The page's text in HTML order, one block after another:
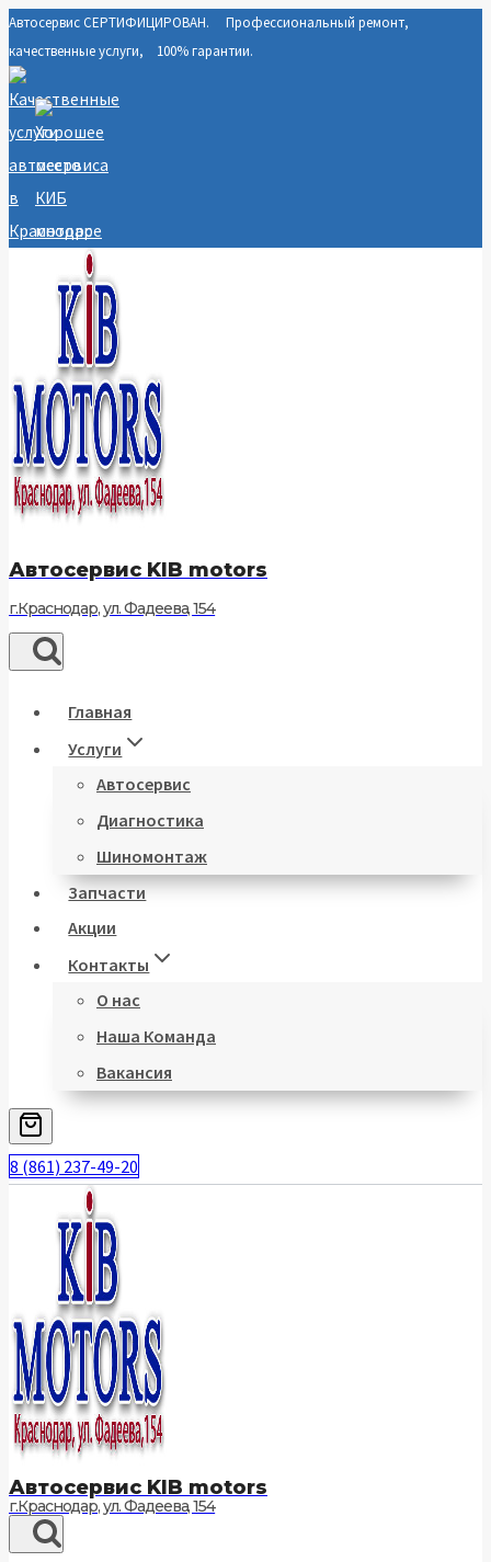
Перейти
к
содержимому
Автосервис СЕРТИФИЦИРОВАН. Профессиональный ремонт,
качественные услуги, 100% гарантии.
Автосервис KIB motors
г.Краснодар, ул. Фадеева, 154
Главная
Услуги
Автосервис
Диагностика
Шиномонтаж
Запчасти
Акции
Контакты
О нас
Наша Команда
Вакансия
8 (861) 237-49-20
Автосервис KIB motors
г.Краснодар, ул. Фадеева, 154